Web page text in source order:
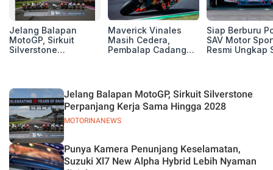
Jelang Balapan
MotoGP, Sirkuit
Silverstone
Maverick Vinales
Masih Cedera,
Pembalap Cadangan
Siap Berburu
SAV Motor
Resmi Ungkap
MOTORINANEWS
Jelang Balapan MotoGP, Sirkuit Silverstone
Perpanjang Kerja Sama Hingga 2028
Punya Kamera Penunjang Keselamatan,
Suzuki Xl7 New Alpha Hybrid Lebih Nyaman